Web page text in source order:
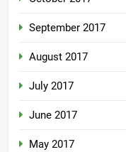
September 2017
August 2017
July 2017
June 2017
May 2017